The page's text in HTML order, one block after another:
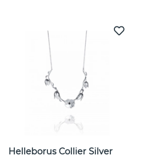
Helleborus Collier Silver